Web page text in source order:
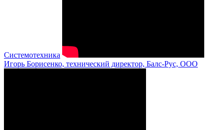
Системотехника
Игорь Борисенко, технический директор, Балс-Рус, ООО